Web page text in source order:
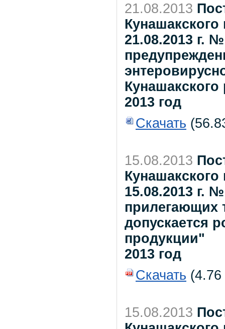
21.08.2013
21.08.2013 г.
2013 год
Скачать
15.08.2013
15.08.2013 г.
прилегающих
допускается
продукции"
2013 год
Скачать
15.08.2013